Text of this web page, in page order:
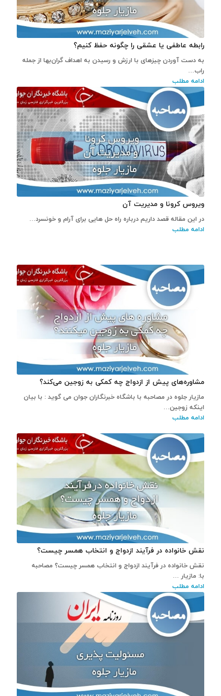
رابطه عاطفی یا عشقی را چگونه حفظ کنیم؟
به دست آوردن چیز‌های با ارزش و رسیدن به اهداف گران‌بها از جمله
راب…
ادامه مطلب
ویروس کرونا و مدیریت آن
در این مقاله قصد داریم درباره راه حل هایی برای آرام و خونسرد…
ادامه مطلب
مشاوره‌های پیش از ازدواج چه کمکی به زوجین می‌کند؟
مازیار جلوه در مصاحبه با باشگاه خبرنگاران جوان می گوید : با بیان
اینکه زوجین…
ادامه مطلب
نقش خانواده در فرآیند ازدواج و انتخاب همسر چیست؟
نقش خانواده در فرآیند ازدواج و انتخاب همسر چیست؟ مصاحبه
با: مازیار …
ادامه مطلب